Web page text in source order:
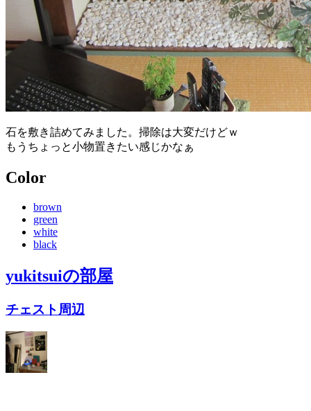
石を敷き詰めてみました。掃除は大変だけどｗ
もうちょっと小物置きたい感じかなぁ
Color
brown
green
white
black
yukitsuiの部屋
チェスト周辺